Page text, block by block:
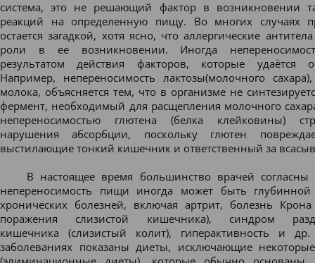
система, это не решающий фактор в возникновении
реакций на определенную пищу. Во многих случаях
остается загадкой, хотя ясно, что аллергические
роли в ее возникновении. Иногда
результатом действия факторов, которые удаётся
Например, непереносимость лактозы(молочного
молока, объясняется тем, что в организме не
фермент, необходимый для расщепления молочного
непереносимостью глютена (белка клейковины)
нарушения абсорбции, поскольку глютен
выстилающие тонкий кишечник и ответственный за
В настоящее время большинство врачей
непереносимость пищи иногда может быть
хронических болезней, включая артрит, болезнь
поражения слизистой кишечника), синдром
кишечника (слизистый колит), гиперактивность и
заболеваниях показаны диеты, исключающие